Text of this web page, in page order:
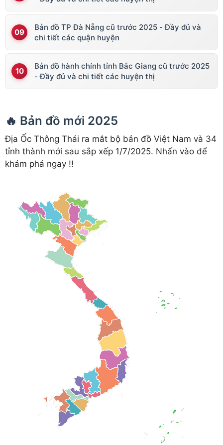
Bản đồ TP Đà Nẵng cũ trước 2025 - Đầy đủ và
chi tiết các quận huyện
Bản đồ hành chính tỉnh Bắc Giang cũ trước 2025
- Đầy đủ và chi tiết các huyện thị
🔥 Bản đồ mới 2025
Địa Ốc Thông Thái ra mắt bộ bản đồ Việt Nam và 34
tỉnh thành mới sau sắp xếp 1/7/2025. Nhấn vào để
khám phá ngay !!